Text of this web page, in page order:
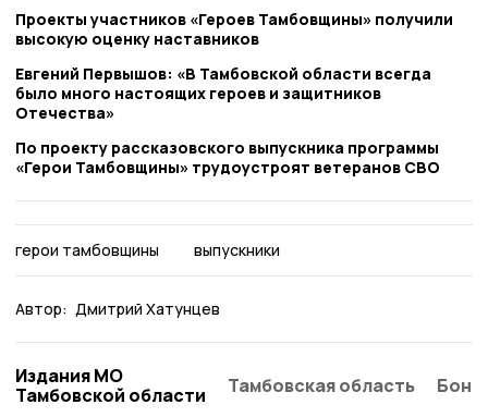
Проекты участников «Героев Тамбовщины» получили
высокую оценку наставников
Евгений Первышов: «В Тамбовской области всегда
было много настоящих героев и защитников
Отечества»
По проекту рассказовского выпускника программы
«Герои Тамбовщины» трудоустроят ветеранов СВО
герои тамбовщины выпускники
Автор: Дмитрий Хатунцев
Издания МО
Тамбовской области
Тамбовская область